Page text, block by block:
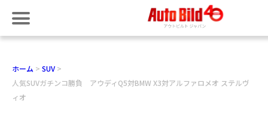
ホーム
SUV
人気SUVガチンコ勝負 アウディQ5対BMW X3対アルファロメオ ステルヴ
ィオ